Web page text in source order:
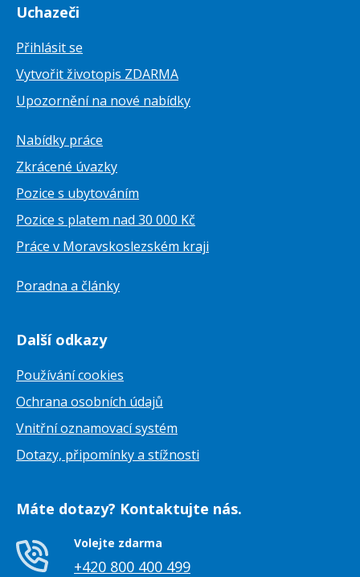
Uchazeči
Přihlásit se
Vytvořit životopis ZDARMA
Upozornění na nové nabídky
Nabídky práce
Zkrácené úvazky
Pozice s ubytováním
Pozice s platem nad 30 000 Kč
Práce v Moravskoslezském kraji
Poradna a články
Další odkazy
Používání cookies
Ochrana osobních údajů
Vnitřní oznamovací systém
Dotazy, připomínky a stížnosti
Máte dotazy? Kontaktujte nás.
Volejte zdarma
+420 800 400 499